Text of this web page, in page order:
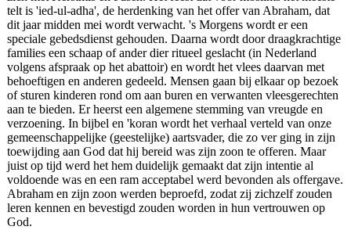
telt is 'ied‑ul-adha', de herdenking van het offer van Abraham, dat
dit jaar midden mei wordt verwacht. 's Morgens wordt er een
speciale gebedsdienst gehouden. Daarna wordt door draagkrachtige
families een schaap of ander dier ritueel geslacht (in Nederland
volgens afspraak op het abattoir) en wordt het vlees daarvan met
behoeftigen en anderen gedeeld. Mensen gaan bij elkaar op bezoek
of sturen kinderen rond om aan buren en verwanten vleesgerechten
aan te bieden. Er heerst een algemene stemming van vreugde en
verzoening. In bijbel en 'koran wordt het verhaal verteld van onze
gemeenschappelijke (geestelijke) aartsvader, die zo ver ging in zijn
toewijding aan God dat hij bereid was zijn zoon te offeren. Maar
juist op tijd werd het hem duidelijk gemaakt dat zijn intentie al
voldoende was en een ram acceptabel werd bevonden als offergave.
Abraham en zijn zoon werden beproefd, zodat zij zichzelf zouden
leren kennen en bevestigd zouden worden in hun vertrouwen op
God.